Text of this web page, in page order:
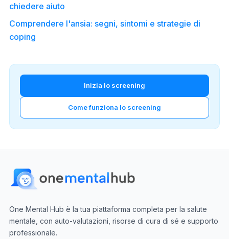
chiedere aiuto
Comprendere l'ansia: segni, sintomi e strategie di
coping
Inizia lo screening
Come funziona lo screening
One Mental Hub è la tua piattaforma completa per la salute
mentale, con auto-valutazioni, risorse di cura di sé e supporto
professionale.